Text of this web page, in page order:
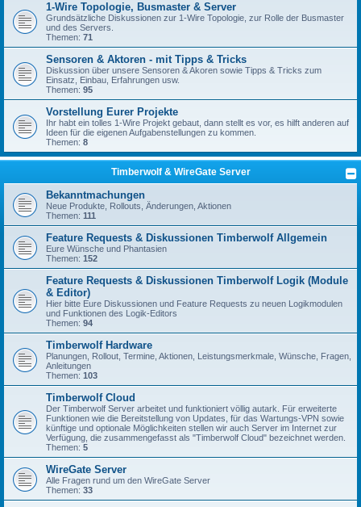
1-Wire Topologie, Busmaster & Server
Grundsätzliche Diskussionen zur 1-Wire Topologie, zur Rolle der Busmaster
und des Servers.
Themen: 71
Sensoren & Aktoren - mit Tipps & Tricks
Diskussion über unsere Sensoren & Akoren sowie Tipps & Tricks zum
Einsatz, Einbau, Erfahrungen usw.
Themen: 95
Vorstellung Eurer Projekte
Ihr habt ein tolles 1-Wire Projekt gebaut, dann stellt es vor, es hilft anderen auf
Ideen für die eigenen Aufgabenstellungen zu kommen.
Themen: 8
Timberwolf & WireGate Server
Bekanntmachungen
Neue Produkte, Rollouts, Änderungen, Aktionen
Themen: 111
Feature Requests & Diskussionen Timberwolf Allgemein
Eure Wünsche und Phantasien
Themen: 152
Feature Requests & Diskussionen Timberwolf Logik (Module
& Editor)
Hier bitte Eure Diskussionen und Feature Requests zu neuen Logikmodulen
und Funktionen des Logik-Editors
Themen: 94
Timberwolf Hardware
Planungen, Rollout, Termine, Aktionen, Leistungsmerkmale, Wünsche, Fragen,
Anleitungen
Themen: 103
Timberwolf Cloud
Der Timberwolf Server arbeitet und funktioniert völlig autark. Für erweiterte
Funktionen wie die Bereitstellung von Updates, für das Wartungs-VPN sowie
künftige und optionale Möglichkeiten stellen wir auch Server im Internet zur
Verfügung, die zusammengefasst als "Timberwolf Cloud" bezeichnet werden.
Themen: 5
WireGate Server
Alle Fragen rund um den WireGate Server
Themen: 33